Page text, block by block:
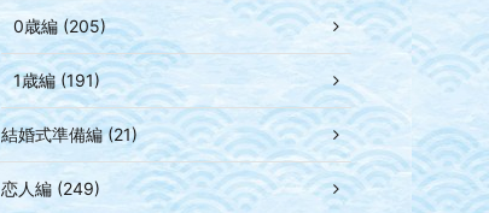
0歳編 (205)
1歳編 (191)
結婚式準備編 (21)
恋人編 (249)